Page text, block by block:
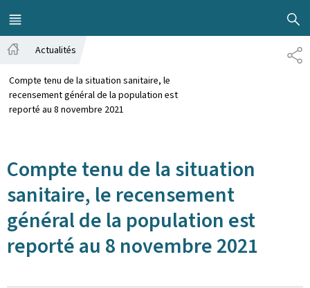
MENU
PRINCIPAL
Actualités
Compte tenu de la situation sanitaire, le
recensement général de la population est
reporté au 8 novembre 2021
Compte tenu de la situation
sanitaire, le recensement
général de la population est
reporté au 8 novembre 2021